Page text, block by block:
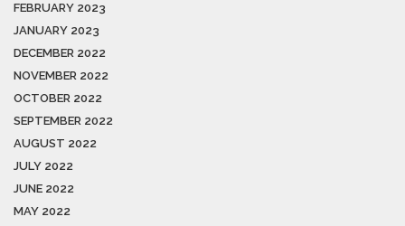
FEBRUARY 2023
JANUARY 2023
DECEMBER 2022
NOVEMBER 2022
OCTOBER 2022
SEPTEMBER 2022
AUGUST 2022
JULY 2022
JUNE 2022
MAY 2022